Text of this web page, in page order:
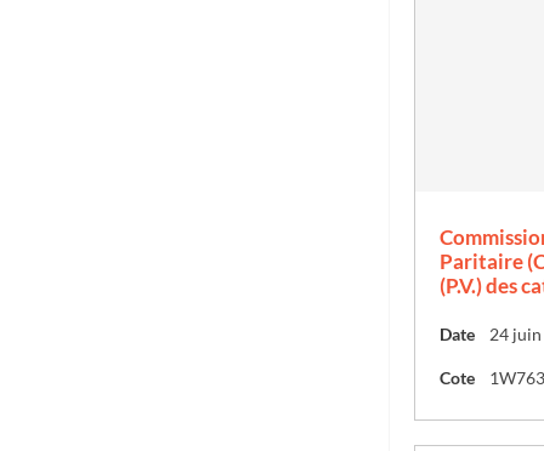
Paritaire
(P.V.) des
Date 24 juin
Cote 1W763